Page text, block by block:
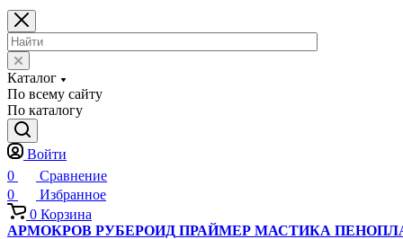
Каталог
По всему сайту
По каталогу
Войти
0
Сравнение
0
Избранное
0 Корзина
АРМОКРОВ РУБЕРОИД ПРАЙМЕР МАСТИКА